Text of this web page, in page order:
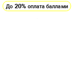
До 20% оплата баллами